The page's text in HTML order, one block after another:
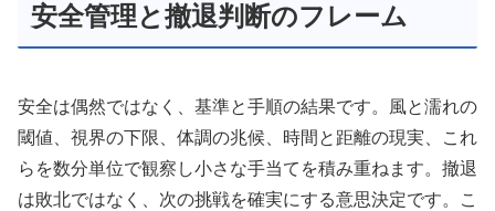
安全管理と撤退判断のフレーム
安全は偶然ではなく、基準と手順の結果です。風と濡れの
閾値、視界の下限、体調の兆候、時間と距離の現実、これ
らを数分単位で観察し小さな手当てを積み重ねます。撤退
は敗北ではなく、次の挑戦を確実にする意思決定です。こ